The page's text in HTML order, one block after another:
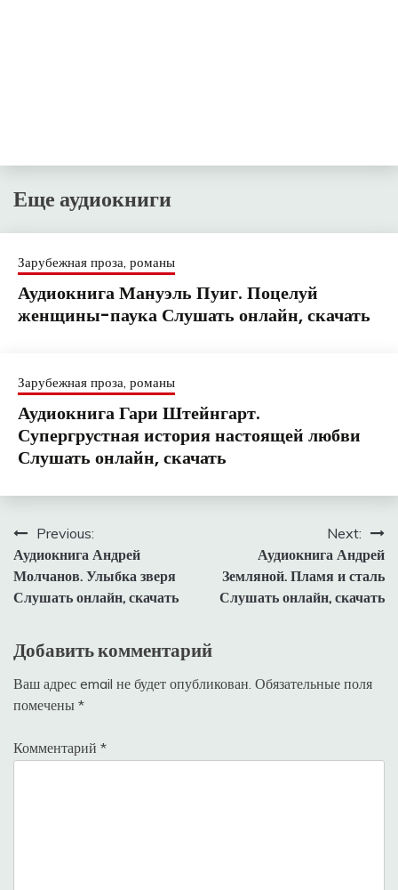
Еще аудиокниги
Зарубежная проза, романы
Аудиокнига Мануэль Пуиг. Поцелуй
женщины-паука Слушать онлайн, скачать
Зарубежная проза, романы
Аудиокнига Гари Штейнгарт.
Супергрустная история настоящей любви
Слушать онлайн, скачать
Навигация
по
записям
Previous:
Аудиокнига Андрей
Молчанов. Улыбка зверя
Слушать онлайн, скачать
Next:
Аудиокнига Андрей
Земляной. Пламя и сталь
Слушать онлайн, скачать
Добавить комментарий
Ваш адрес email не будет опубликован. Обязательные поля
помечены *
Комментарий *